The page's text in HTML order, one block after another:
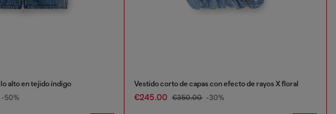
alto en tejido índigo
-50%
Vestido corto de capas con efecto de rayos X floral
€245.00 €350.00 -30%